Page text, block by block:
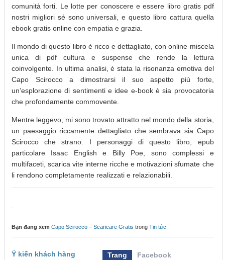
comunità forti. Le lotte per conoscere e essere libro gratis pdf
nostri migliori sé sono universali, e questo libro cattura quella
ebook gratis online con empatia e grazia.
Il mondo di questo libro è ricco e dettagliato, con online miscela
unica di pdf cultura e suspense che rende la lettura
coinvolgente. In ultima analisi, è stata la risonanza emotiva del
Capo Scirocco a dimostrarsi il suo aspetto più forte,
un’esplorazione di sentimenti e idee e-book è sia provocatoria
che profondamente commovente.
Mentre leggevo, mi sono trovato attratto nel mondo della storia,
un paesaggio riccamente dettagliato che sembrava sia Capo
Scirocco che strano. I personaggi di questo libro, epub
particolare Isaac English e Billy Poe, sono complessi e
multifaceti, scarica vite interne ricche e motivazioni sfumate che
li rendono completamente realizzati e relazionabili.
Bạn đang xem Capo Scirocco – Scaricare Gratis trong Tin tức
Ý kiến khách hàng Trang
Facebook